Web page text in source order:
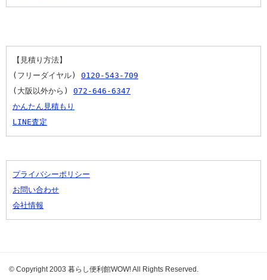
【見積り方法】
(フリーダイヤル) 0120-543-709
(大阪以外から) 072-646-6347
かんたん見積もり
LINE査定
プライバシーポリシー
お問い合わせ
会社情報
© Copyright 2003 暮らし便利館WOW! All Rights Reserved.